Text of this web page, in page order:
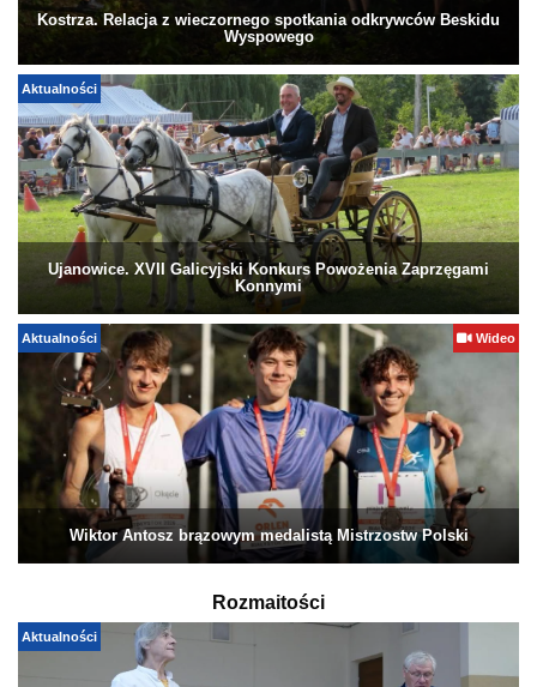
Kostrza. Relacja z wieczornego spotkania odkrywców Beskidu
Wyspowego
Aktualności
Ujanowice. XVII Galicyjski Konkurs Powożenia Zaprzęgami
Konnymi
Aktualności Wideo
Wiktor Antosz brązowym medalistą Mistrzostw Polski
Rozmaitości
Aktualności